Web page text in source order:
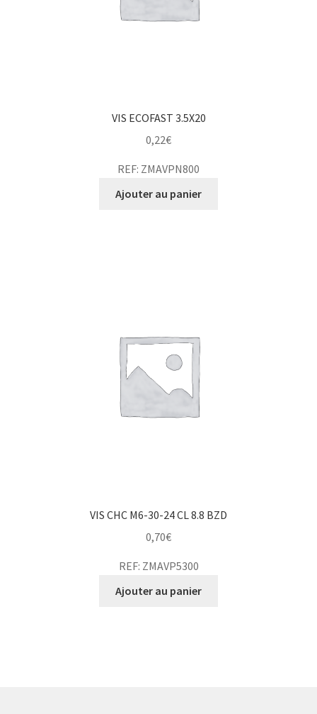
VIS ECOFAST 3.5X20
0,22€
REF: ZMAVPN800
Ajouter au panier
VIS CHC M6-30-24 CL 8.8 BZD
0,70€
REF: ZMAVP5300
Ajouter au panier